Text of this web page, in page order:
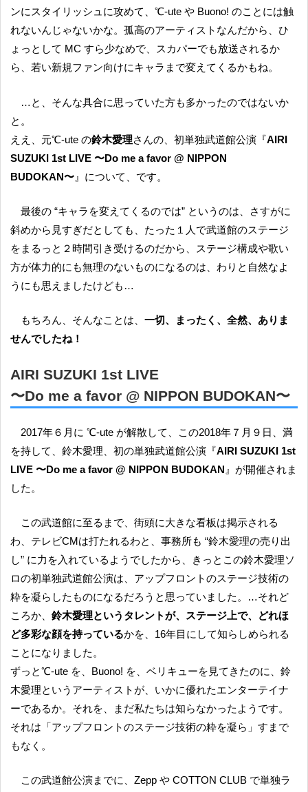
ンにスタイリッシュに攻めて、℃-ute や Buono! のことには触
れないんじゃないかな。孤高のアーティストなんだから、ひ
ょっとして MC すら少なめで、スカパーでも放送されるか
ら、若い新規ファン向けにキャラまで変えてくるかもね。
…と、そんな具合に思っていた方も多かったのではないか
と。
ええ、元℃-ute の鈴木愛理さんの、初単独武道館公演『AIRI
SUZUKI 1st LIVE 〜Do me a favor @ NIPPON
BUDOKAN〜 』について、です。
最後の “キャラを変えてくるのでは” というのは、さすがに
斜めから見すぎだとしても、たった１人で武道館のステージ
をまるっと２時間引き受けるのだから、ステージ構成や歌い
方が体力的にも無理のないものになるのは、わりと自然なよ
うにも思えましたけども…
もちろん、そんなことは、一切、まったく、全然、ありま
せんでしたね！
AIRI SUZUKI 1st LIVE
〜Do me a favor @ NIPPON BUDOKAN〜
2017年６月に ℃-ute が解散して、この2018年７月９日、満
を持して、鈴木愛理、初の単独武道館公演『AIRI SUZUKI 1st
LIVE 〜Do me a favor @ NIPPON BUDOKAN 』が開催されま
した。
この武道館に至るまで、街頭に大きな看板は掲示される
わ、テレビCMは打たれるわと、事務所も “鈴木愛理の売り出
し” に力を入れているようでしたから、きっとこの鈴木愛理ソ
ロの初単独武道館公演は、アップフロントのステージ技術の
粋を凝らしたものになるだろうと思っていました。…それど
ころか、 鈴木愛理というタレントが、ステージ上で、どれほ
ど多彩な顔を持っているかを、16年目にして知らしめられる
ことになりました。
ずっと℃-ute を、Buono! を、ベリキューを見てきたのに、鈴
木愛理というアーティストが、いかに優れたエンターテイナ
ーであるか。それを、まだ私たちは知らなかったようです。
それは「アップフロントのステージ技術の粋を凝ら」すまで
もなく。
この武道館公演までに、Zepp や COTTON CLUB で単独ラ